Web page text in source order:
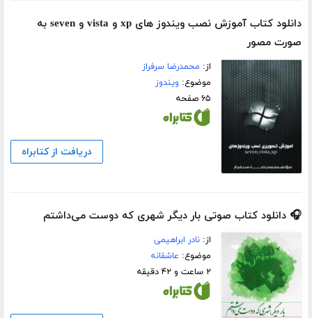
دانلود کتاب آموزش نصب ویندوز های xp و vista و seven به
صورت مصور
از: محمدرضا سرفراز
موضوع: ویندوز
۶۵ صفحه
دریافت از کتابراه
🎧 دانلود کتاب صوتی بار دیگر شهری که دوست می‌داشتم
از:نادر ابراهیمی
موضوع: عاشقانه
۲ ساعت و ۴۲ دقیقه